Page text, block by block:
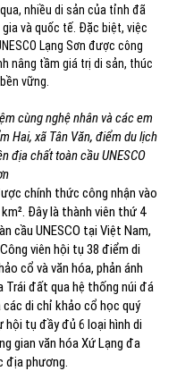
nhiều di sản của tỉnh đã
và quốc tế. Đặc biệt, việc
Lạng Sơn được công
nâng tầm giá trị di sản, thúc
vững.
cùng nghệ nhân và các em
Hai, xã Tân Văn, điểm du lịch
địa chất toàn cầu UNESCO
chính thức công nhận vào
Đây là thành viên thứ 4
cầu UNESCO tại Việt Nam,
viên hội tụ 38 điểm di
cổ và văn hóa, phản ánh
Trái đất qua hệ thống núi đá
di chỉ khảo cổ học quý
hội tụ đầy đủ 6 loại hình di
gian văn hóa Xứ Lạng đa
địa phương.